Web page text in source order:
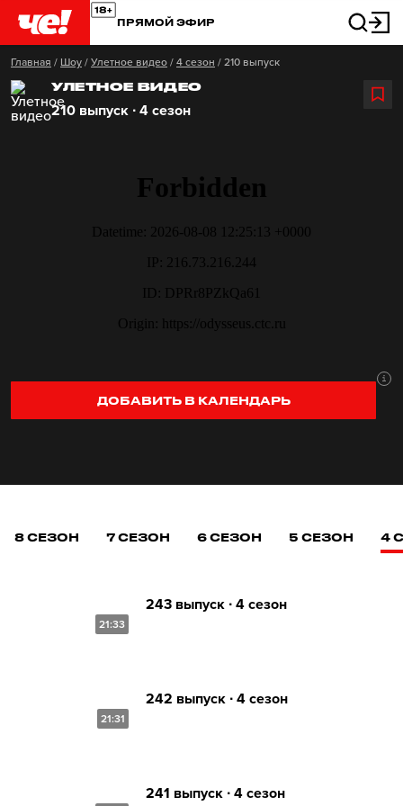
ПРЯМОЙ ЭФИР
Главная / Шоу / Улетное видео / 4 сезон / 210 выпуск
УЛЕТНОЕ ВИДЕО
210 выпуск ∙ 4 сезон
ДОБАВИТЬ В КАЛЕНДАРЬ
8 СЕЗОН 7 СЕЗОН 6 СЕЗОН 5 СЕЗОН 4
21:33
243 выпуск ∙ 4 сезон
21:31
242 выпуск ∙ 4 сезон
241 выпуск ∙ 4 сезон